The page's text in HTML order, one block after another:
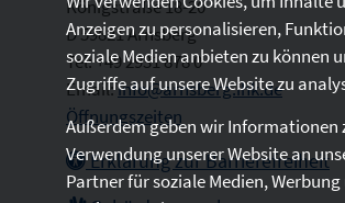
Königstraße 18-20
D 59821 Arnsberg
Tel: +49 2931 878 0
Email:info@arnsberg.ihk.de
Öffnungszeiten
Erklärung zur Barrierefreiheit
Anzeigen zu personalisieren,
soziale Medien anbieten zu können
Zugriffe auf unsere Website zu
Außerdem geben wir Informationen
Verwendung unserer Website an
Partner für soziale Medien, Werbung